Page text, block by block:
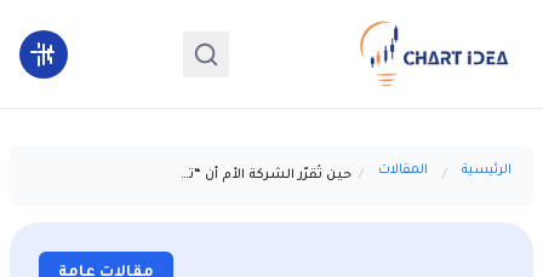
الرئيسية المقالات حين تُقرّر الشركة الأم أن “تشحذ فلوس من المساهمين الجدد" اليك الطريقة
مقالات عامة